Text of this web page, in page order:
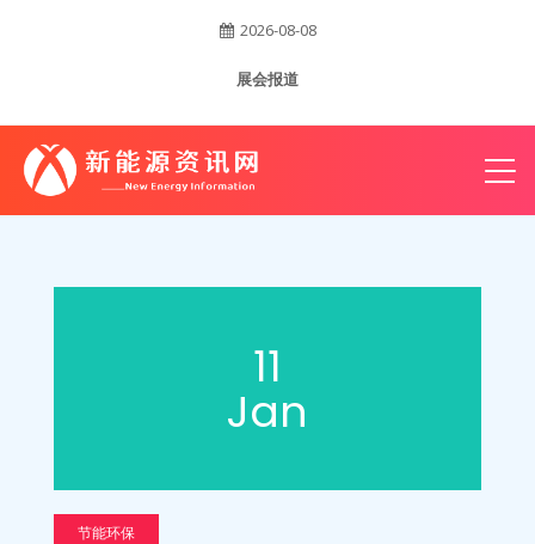
2026-08-08
展会报道
11
Jan
节能环保